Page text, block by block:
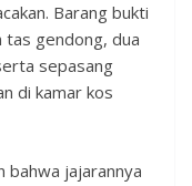
Barang bukti
tas gendong, dua
sepasang
di kamar kos
bahwa jajarannya